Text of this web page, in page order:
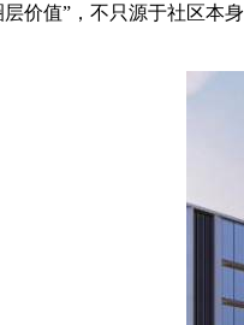
值”，不只源于社区本身